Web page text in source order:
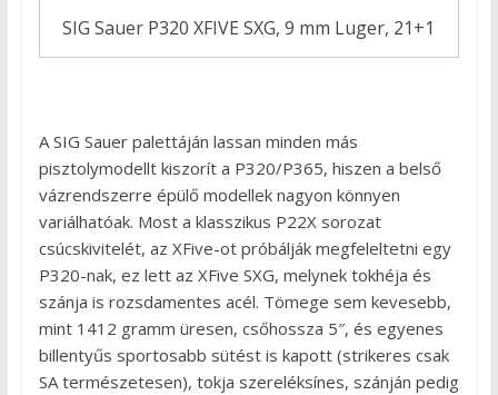
SIG Sauer P320 XFIVE SXG, 9 mm Luger, 21+1
A SIG Sauer palettáján lassan minden más
pisztolymodellt kiszorít a P320/P365, hiszen a belső
vázrendszerre épülő modellek nagyon könnyen
variálhatóak. Most a klasszikus P22X sorozat
csúcskivitelét, az XFive-ot próbálják megfeleltetni egy
P320-nak, ez lett az XFive SXG, melynek tokhéja és
szánja is rozsdamentes acél. Tömege sem kevesebb,
mint 1412 gramm üresen, csőhossza 5″, és egyenes
billentyűs sportosabb sütést is kapott (strikeres csak
SA természetesen), tokja szereléksínes, szánján pedig